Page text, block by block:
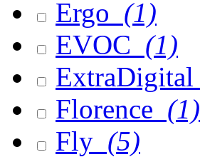
Ergo (1)
EVOC (1)
ExtraDigital
Florence (1)
Fly (5)